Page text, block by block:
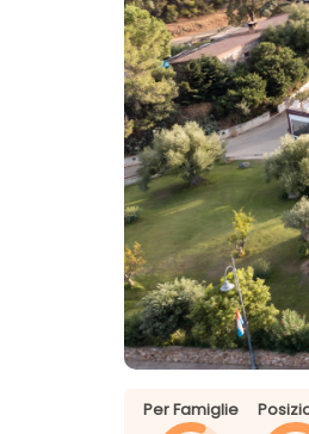
Per Famiglie